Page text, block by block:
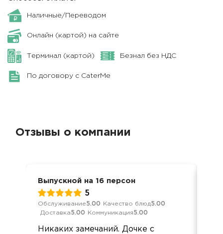
Наличные/Переводом
Онлайн (картой) на сайте
Терминал (картой) Безнал без НДС
По договору с CaterMe
Отзывы о компании
Выпускной на 16 персон
5
Обслуживание5.00 Качество блюд5.00
Доставка5.00 Коммуникация5.00
Никаких замечаний. Дочке с